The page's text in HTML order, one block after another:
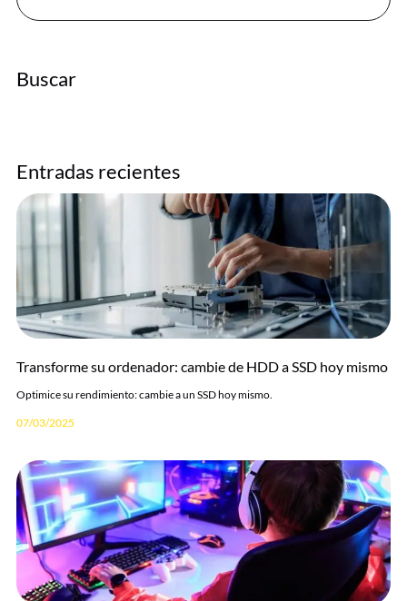
Buscar
Entradas recientes
Transforme su ordenador: cambie de HDD a SSD hoy mismo
Optimice su rendimiento: cambie a un SSD hoy mismo.
07/03/2025